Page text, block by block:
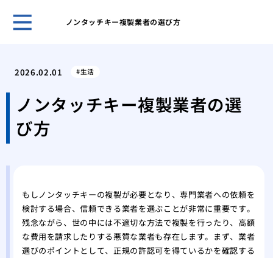
ノンタッチキー複製業者の選び方
自
鍵
2026.02.01 生活
ノンタッチキー複製業者の選
び方
もしノンタッチキーの複製が必要となり、専門業者への依頼を
検討する場合、信頼できる業者を選ぶことが非常に重要です。
残念ながら、世の中には不適切な方法で複製を行ったり、高額
な費用を請求したりする悪質な業者も存在します。まず、業者
選びのポイントとして、正規の許認可を得ているかを確認する